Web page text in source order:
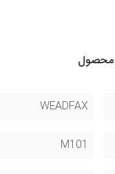
WEADFAX
M101